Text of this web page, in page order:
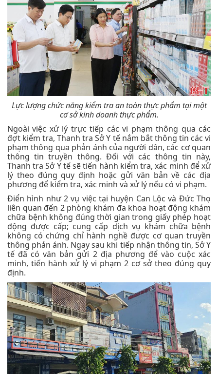
Lực lượng chức năng kiểm tra an toàn thực phẩm tại một
cơ sở kinh doanh thực phẩm.
Ngoài việc xử lý trực tiếp các vi phạm thông qua các
đợt kiểm tra, Thanh tra Sở Y tế nắm bắt thông tin các vi
phạm thông qua phản ánh của người dân, các cơ quan
thông tin truyền thông. Đối với các thông tin này,
Thanh tra Sở Y tế sẽ tiến hành kiểm tra, xác minh để xử
lý theo đúng quy định hoặc gửi văn bản về các địa
phương để kiểm tra, xác minh và xử lý nếu có vi phạm.
Điển hình như 2 vụ việc tại huyện Can Lộc và Đức Thọ
liên quan đến 2 phòng khám đa khoa hoạt động khám
chữa bệnh không đúng thời gian trong giấy phép hoạt
động được cấp; cung cấp dịch vụ khám chữa bệnh
không có chứng chỉ hành nghề được cơ quan truyền
thông phản ánh. Ngay sau khi tiếp nhận thông tin, Sở Y
tế đã có văn bản gửi 2 địa phương để vào cuộc xác
minh, tiến hành xử lý vi phạm 2 cơ sở theo đúng quy
định.